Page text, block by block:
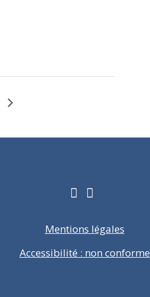
Mentions légales
Accessibilité : non conforme